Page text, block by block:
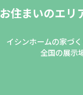
お住まいのエリ
イシンホームの家づ
全国の展示